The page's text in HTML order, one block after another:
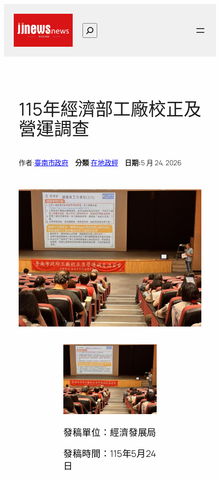
搜
尋
115年經濟部工廠校正及
營運調查
作者:臺南市政府 分類:在地政經日期:5 月 24, 2026
發稿單位：經濟發展局
發稿時間：115年5月24
日